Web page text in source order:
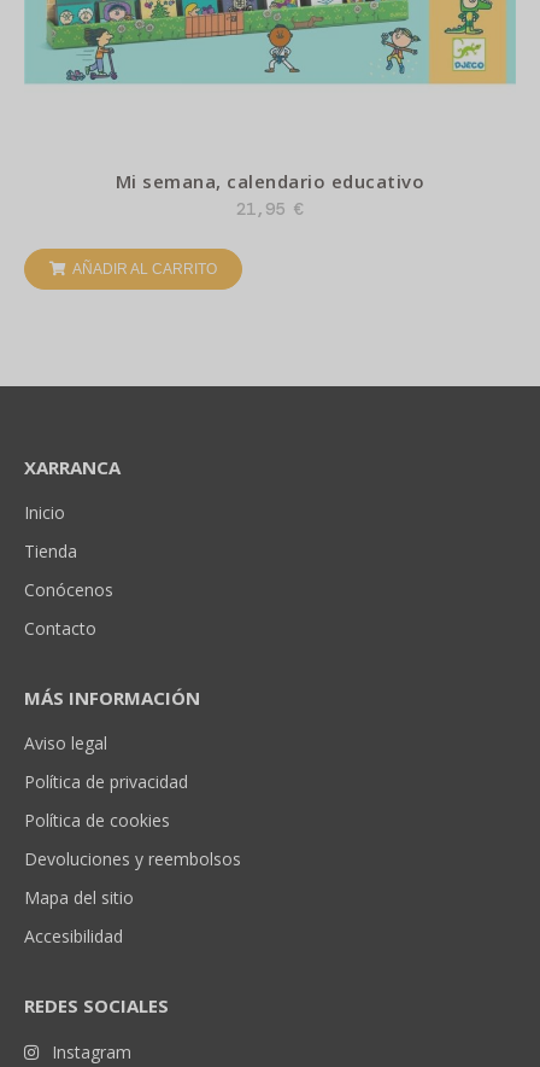
Mi semana, calendario educativo
21,95 €
AÑADIR AL CARRITO
XARRANCA
Inicio
Tienda
Conócenos
Contacto
MÁS INFORMACIÓN
Aviso legal
Política de privacidad
Política de cookies
Devoluciones y reembolsos
Mapa del sitio
Accesibilidad
REDES SOCIALES
Instagram